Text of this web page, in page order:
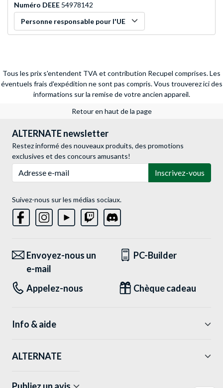
Numéro DEEE 54978142
Personne responsable pour l'UE
Tous les prix s'entendent TVA et contribution Recupel comprises. Les
éventuels frais d'expédition ne sont pas compris. Vous trouverez ici des
informations sur la remise de votre ancien appareil.
Retour en haut de la page
ALTERNATE newsletter
Restez informé des nouveaux produits, des promotions
exclusives et des concours amusants!
Inscrivez-vous
Suivez-nous sur les médias sociaux.
Envoyez-nous un
e-mail
PC-Builder
Appelez-nous Chèque cadeau
Info & aide
ALTERNATE